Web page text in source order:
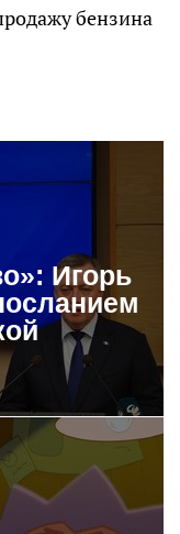
бензина
Игорь